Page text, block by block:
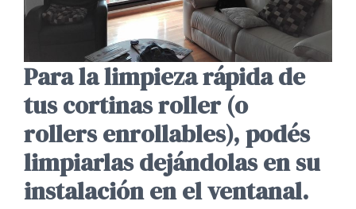
Para la limpieza rápida de
tus cortinas roller (o
rollers enrollables), podés
limpiarlas dejándolas en su
instalación en el ventanal.